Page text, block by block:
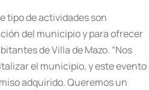
tipo de actividades son
del municipio y para ofrecer
de Villa de Mazo. “Nos
el municipio, y este evento
adquirido. Queremos un